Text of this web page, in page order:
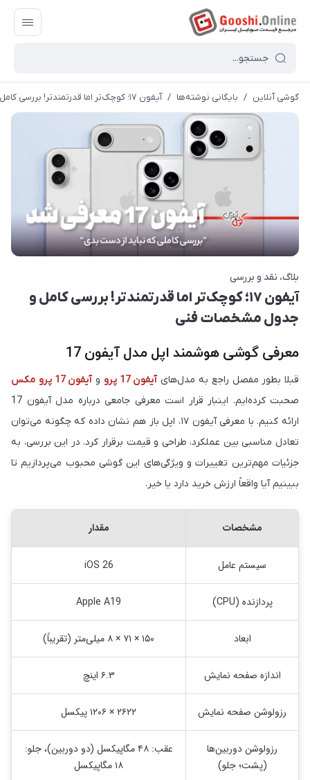
گوشی آنلاین / بایگانی نوشته‌ها / آیفون ۱۷؛ کوچک‌تر اما قدرتمندتر! بررسی کامل و جدول مشخصات فنی
بلاگ نقد و بررسی
آیفون ۱۷؛ کوچک‌تر اما قدرتمندتر! بررسی کامل و
جدول مشخصات فنی
معرفی گوشی هوشمند اپل مدل آیفون 17
قبلا بطور مفصل راجع به مدل‌های آیفون 17 پرو و آیفون 17 پرو مکس
صحبت کرده‌ایم. اینبار قرار است معرفی جامعی درباره مدل آیفون 17
ارائه کنیم. با معرفی آیفون ۱۷، اپل باز هم نشان داده که چگونه می‌توان
تعادل مناسبی بین عملکرد، طراحی و قیمت برقرار کرد. در این بررسی، به
جزئیات مهم‌ترین تغییرات و ویژگی‌های این گوشی محبوب می‌پردازیم تا
ببینیم آیا واقعاً ارزش خرید دارد یا خیر.
مشخصات مقدار
سیستم عامل iOS 26
پردازنده (CPU) Apple A19
ابعاد ۱۵۰ × ۷۱ × ۸ میلی‌متر (تقریباً)
اندازه صفحه نمایش ۶.۳ اینچ
رزولوشن صفحه نمایش ۲۶۲۲ × ۱۲۰۶ پیکسل
رزولوشن دوربین‌ها
(پشت؛ جلو)
عقب: ۴۸ مگاپیکسل (دو دوربین)، جلو:
۱۸ مگاپیکسل